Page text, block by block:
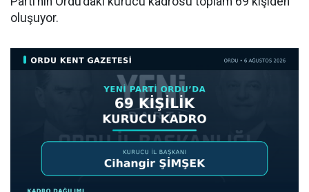
oluşuyor.